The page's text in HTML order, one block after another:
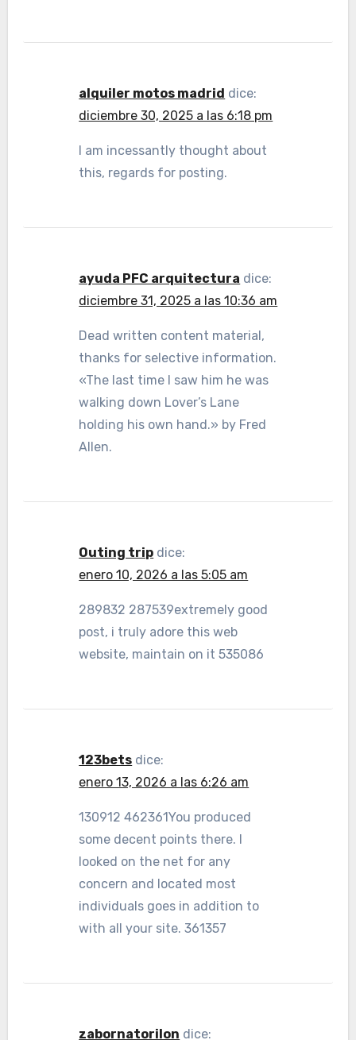
alquiler motos madrid dice:
diciembre 30, 2025 a las 6:18 pm
I am incessantly thought about
this, regards for posting.
ayuda PFC arquitectura dice:
diciembre 31, 2025 a las 10:36 am
Dead written content material,
thanks for selective information.
«The last time I saw him he was
walking down Lover’s Lane
holding his own hand.» by Fred
Allen.
Outing trip dice:
enero 10, 2026 a las 5:05 am
289832 287539extremely good
post, i truly adore this web
website, maintain on it 535086
123bets dice:
enero 13, 2026 a las 6:26 am
130912 462361You produced
some decent points there. I
looked on the net for any
concern and located most
individuals goes in addition to
with all your site. 361357
zabornatorilon dice: